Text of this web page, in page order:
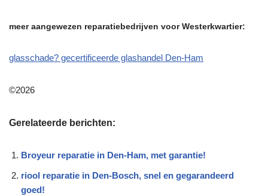
meer aangewezen reparatiebedrijven voor Westerkwartier:
glasschade? gecertificeerde glashandel Den-Ham
©2026
Gerelateerde berichten:
Broyeur reparatie in Den-Ham, met garantie!
riool reparatie in Den-Bosch, snel en gegarandeerd
goed!